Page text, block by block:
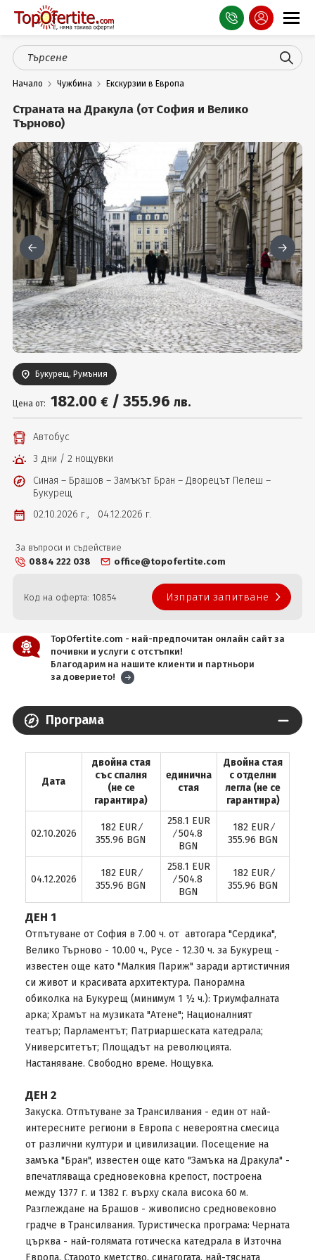
Оферти
СПА
Планина
Море
Чужбина
Празници
Турция
Гърция
Услуги
Вход
Начало Чужбина Екскурзии в Европа
Страната на Дракула (от София и Велико
Търново)
Букурещ, Румъния
Цена от: 182.00 € / 355.96 лв.
Автобус
3 дни / 2 нощувки
Синая – Брашов – Замъкът Бран – Дворецът Пелеш –
Букурещ
02.10.2026 г., 04.12.2026 г.
За въпроси и съдействие
0884 222 038
office@topofertite.com
Код на оферта: 10854 Изпрати запитване
TopOfertite.com - най-предпочитан онлайн сайт за
почивки и услуги с отстъпки!
Благодарим на нашите клиенти и партньори
за доверието!
Програма
Дата
двойна стая
със спалня
(не се
гарантира)
единична
стая
Двойна стая
с отделни
легла (не се
гарантира)
02.10.2026
182 EUR ∕
355.96 BGN
258.1 EUR
∕ 504.8
BGN
182 EUR ∕
355.96 BGN
04.12.2026
182 EUR ∕
355.96 BGN
258.1 EUR
∕ 504.8
BGN
182 EUR ∕
355.96 BGN
ДЕН 1
Отпътуване от София в 7.00 ч. от автогара "Сердика",
Велико Търново - 10.00 ч., Русе - 12.30 ч. за Букурещ -
известен още като "Малкия Париж" заради артистичния
си живот и красивата архитектура. Панорамна
обиколка на Букурещ (минимум 1 ½ ч.): Триумфалната
арка; Храмът на музиката "Атене"; Националният
театър; Парламентът; Патриаршеската катедрала;
Университетът; Площадът на революцията.
Настаняване. Свободно време. Нощувка.
ДЕН 2
Закуска. Отпътуване за Трансилвания - един от най-
интересните региони в Европа с невероятна смесица
от различни култури и цивилизации. Посещение на
замъка "Бран", известен още като "Замъка на Дракула" -
впечатляваща средновековна крепост, построена
между 1377 г. и 1382 г. върху скала висока 60 м.
Разглеждане на Брашов - живописно средновековно
градче в Трансилвания. Туристическа програма: Черната
църква - най-голямата готическа катедрала в Източна
Европа, Старото кметство, синагогата, най-тясната